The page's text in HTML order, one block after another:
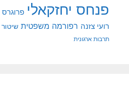
פנחס יחזקאלי פרוגרס
רועי צזנה רפורמה משפטית שיטור
תרבות ארגונית